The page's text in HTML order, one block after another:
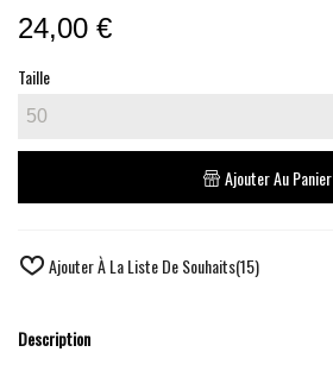
24,00 €
Taille
Ajouter Au Panier
Ajouter À La Liste De Souhaits(15)
Description